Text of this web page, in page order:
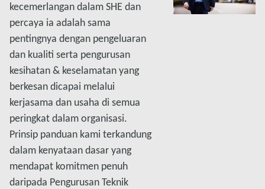
kecemerlangan dalam SHE dan
percaya ia adalah sama
pentingnya dengan pengeluaran
dan kualiti serta pengurusan
kesihatan & keselamatan yang
berkesan dicapai melalui
kerjasama dan usaha di semua
peringkat dalam organisasi.
Prinsip panduan kami terkandung
dalam kenyataan dasar yang
mendapat komitmen penuh
daripada Pengurusan Teknik